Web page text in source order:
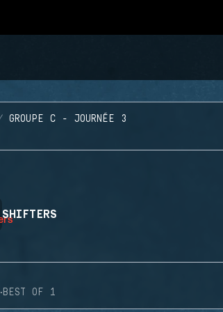
GROUPE C - JOURNÉE 3
SHIFTERS
·BEST OF 1